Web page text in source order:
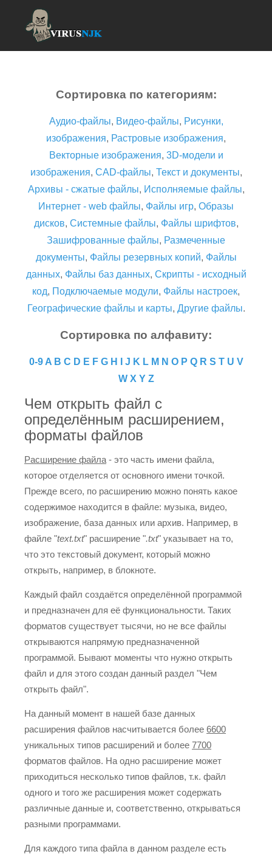
Сортировка по категориям:
Аудио-файлы, Видео-файлы, Рисунки,
изображения, Растровые изображения,
Векторные изображения, 3D-модели и
изображения, CAD-файлы, Текст и документы,
Архивы - сжатые файлы, Исполняемые файлы,
Интернет - web файлы, Файлы игр, Образы
дисков, Системные файлы, Файлы шрифтов,
Зашифрованные файлы, Размеченные
документы, Файлы резервных копий, Файлы
данных, Файлы баз данных, Скрипты - исходный
код, Подключаемые модули, Файлы настроек,
Географические файлы и карты, Другие файлы.
Сортировка по алфавиту:
0-9 A B C D E F G H J K L M N O P Q R S T U V
W X Y Z
Чем открыть файл с
определённым расширением,
форматы файлов
Расширение файла - это часть имени файла,
которое отделяется от основного имени точкой.
Прежде всего, по расширению можно понять какое
содержимое находится в файле: музыка, видео,
изображение, база данных или архив. Например, в
файле "text.txt" расширение ".txt" указывает на то,
что это текстовый документ, который можно
открыть, например, в блокноте.
Каждый файл создаётся определённой программой
и предназначен для её функциональности. Таких
форматов существует тысячи, но не все файлы
открываются напрямую предназначенной
программой. Бывают моменты что нужно открыть
файл и для этого создан данный раздел "Чем
открыть файл".
На данный момент в нашей базе данных
расширения файлов насчитывается более 6600
уникальных типов расширений и более 7700
форматов файлов. На одно расширение может
приходиться несколько типов файлов, т.к. файл
одного и того же расширения может содержать
различные данные и, соответственно, открываться
разными программами.
Для каждого типа файла в данном разделе есть